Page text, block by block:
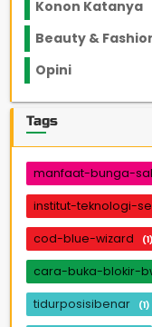
Konon Katanya
Beauty &
Opini
Tags
manfaat-bunga-
institut-teknologi-
cod-blue-wizard (1)
cara-buka-blokir-
tidurposisibenar (1)